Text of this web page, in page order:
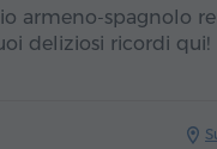
armeno-spagnolo
deliziosi ricordi qui!